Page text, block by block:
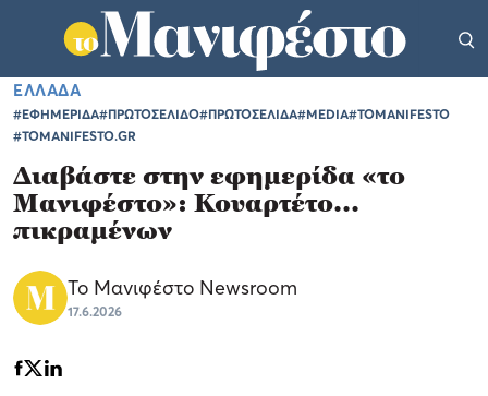
ΕΛΛΑΔΑ
#ΕΦΗΜΕΡΙΔΑ#ΠΡΩΤΟΣΕΛΙΔΟ#ΠΡΩΤΟΣΕΛΙΔΑ#MEDIA#TOMANIFESTO
#TOMANIFESTO.GR
Διαβάστε στην εφημερίδα «το
Μανιφέστο»: Κουαρτέτο...
πικραμένων
Το Μανιφέστο Newsroom
17.6.2026